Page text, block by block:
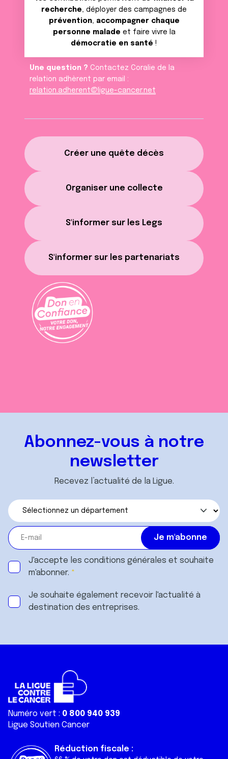
Créer une quête décès
Organiser une collecte
S'informer sur les Legs
S'informer sur les partenariats
recherche, déployer des campagnes de
prévention, accompagner chaque
personne malade et faire vivre la
démocratie en santé !
Une question ? Contactez Coralie de la
relation adhèrent par email :
relation.adherent@ligue-cancer.net
Abonnez-vous à notre
newsletter
Recevez l’actualité de la Ligue.
J'accepte les conditions générales et souhaite
m'abonner.
Je souhaite également recevoir l'actualité à
destination des entreprises.
Numéro vert : 0 800 940 939
Ligue Soutien Cancer
Réduction fiscale :